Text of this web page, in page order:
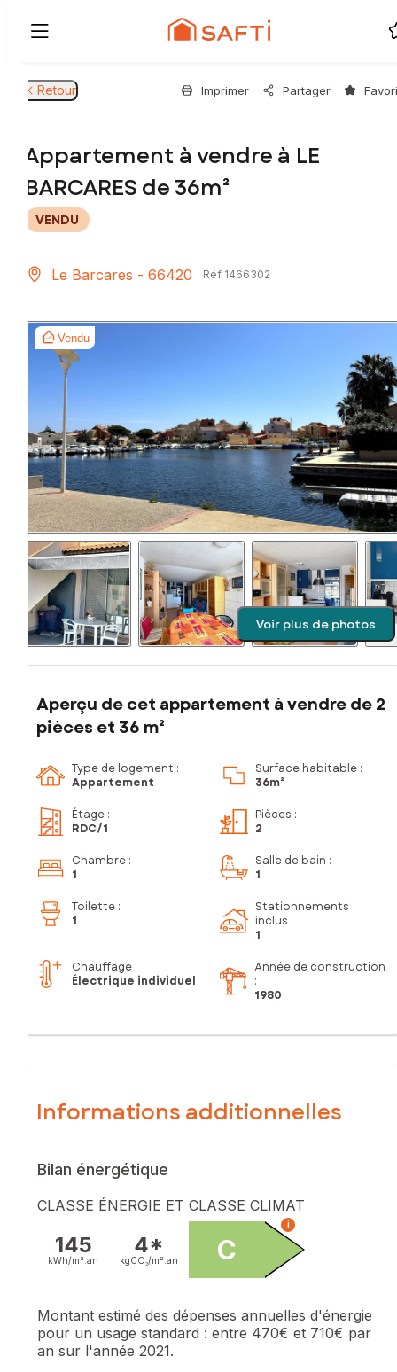
Retour Imprimer Partager
Appartement à vendre à LE
BARCARES de 36m²
VENDU
Le Barcares - 66420 Réf 1466302
Vendu
Voir plus de photos
Aperçu de cet appartement à vendre de 2
pièces et 36 m²
Type de logement :
Appartement
Surface habitable :
36m²
Étage :
RDC/1
Pièces :
2
Chambre :
1
Salle de bain :
1
Toilette :
1
Stationnements
inclus :
1
Chauffage :
Électrique individuel
Année de construction
:
1980
Informations additionnelles
Bilan énergétique
CLASSE ÉNERGIE ET CLASSE CLIMAT
145
kWh/m². an
4*
kgCO₂/m². an C
i
Montant estimé des dépenses annuelles d'énergie
pour un usage standard : entre 470€ et 710€ par
an sur l'année 2021.